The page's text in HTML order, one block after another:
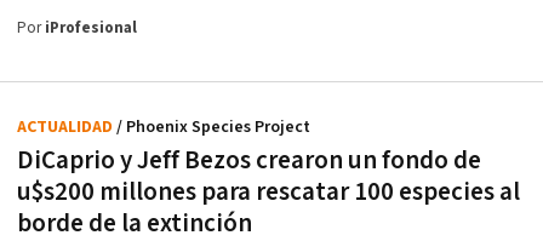
PoriProfesional
DiCaprio y Jeff Bezos crearon un fondo de
u$s200 millones para rescatar 100 especies al
borde de la extinción
ACTUALIDAD / Phoenix Species Project